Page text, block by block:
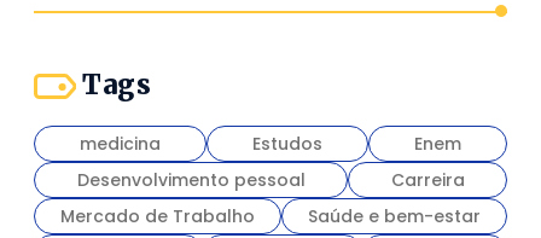
Tags
medicina Estudos
Enem
Desenvolvimento pessoal
Carreira
Mercado de Trabalho
Saúde e bem-estar